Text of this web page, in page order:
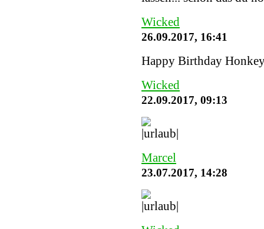
Wicked
26.09.2017, 16:41
Happy Birthday
Wicked
22.09.2017, 09:13
Marcel
23.07.2017, 14:28